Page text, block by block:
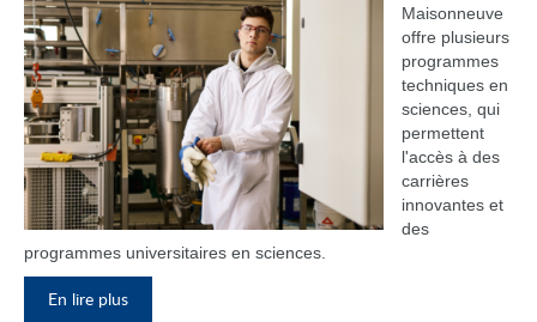
Maisonneuve
offre plusieurs
programmes
techniques en
sciences, qui
permettent
l'accès à des
carrières
innovantes et
des
programmes universitaires en sciences.
En lire plus